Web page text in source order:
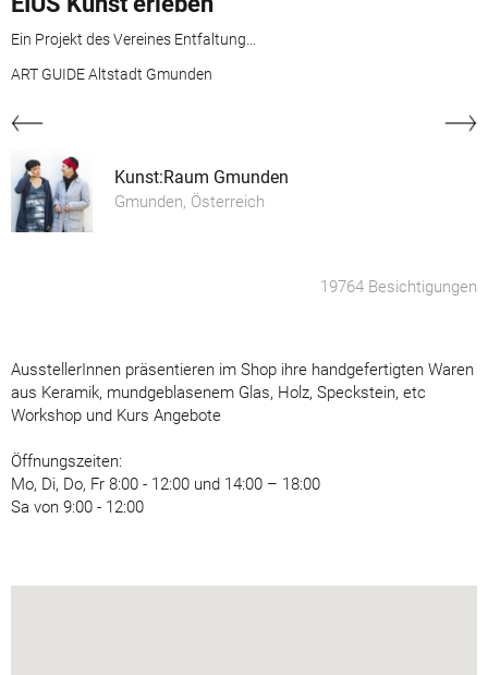
ART GUIDE Altstadt Gmunden
Kunst:Raum Gmunden
Gmunden, Österreich
19764 Besichtigungen
AusstellerInnen präsentieren im Shop ihre handgefertigten Waren
aus Keramik, mundgeblasenem Glas, Holz, Speckstein, etc
Workshop und Kurs Angebote
Öffnungszeiten:
Mo, Di, Do, Fr 8:00 - 12:00 und 14:00 – 18:00
Sa von 9:00 - 12:00